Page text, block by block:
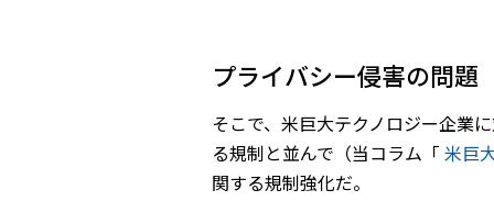
プライバシー侵害の問題
そこで、米巨大テクノロジー企業
る規制と並んで（当コラム「 米巨
関する規制強化だ。